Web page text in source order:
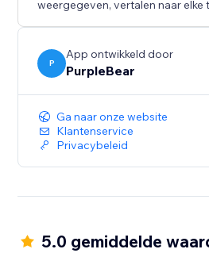
Ontgrendel het potentieel van
weergegeven, vertalen naar elke
P
App ontwikkeld door
PurpleBear
Ga naar onze website
Klantenservice
Privacybeleid
5.0 gemiddelde